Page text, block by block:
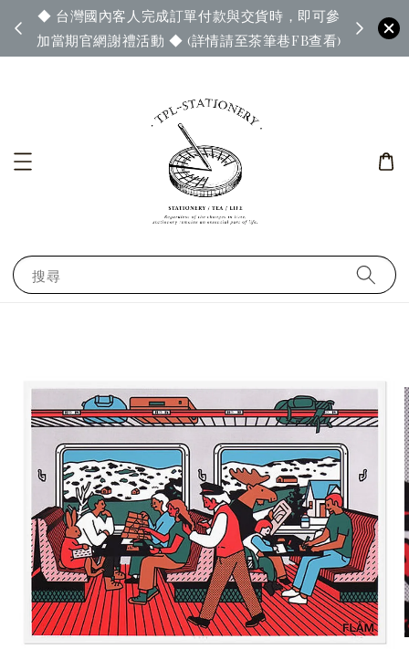
◆ 台灣國內客人完成訂單付款與交貨時，即可參
加當期官網謝禮活動 ◆ (詳情請至茶筆巷FB查看)
◆ 官
搜尋